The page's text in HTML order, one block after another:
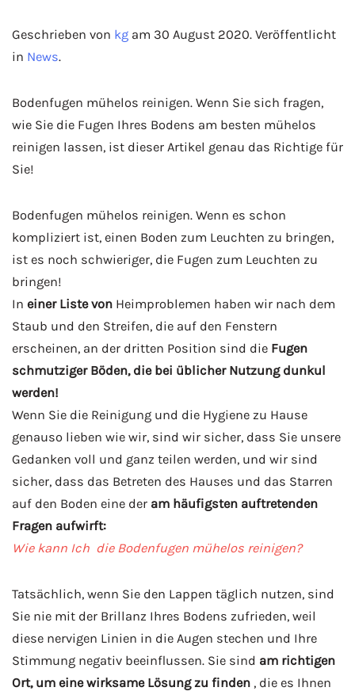
Geschrieben von kg am 30 August 2020. Veröffentlicht
in News.
Bodenfugen mühelos reinigen. Wenn Sie sich fragen,
wie Sie die Fugen Ihres Bodens am besten mühelos
reinigen lassen, ist dieser Artikel genau das Richtige für
Sie!
Bodenfugen mühelos reinigen. Wenn es schon
kompliziert ist, einen Boden zum Leuchten zu bringen,
ist es noch schwieriger, die Fugen zum Leuchten zu
bringen!
In einer Liste von Heimproblemen haben wir nach dem
Staub und den Streifen, die auf den Fenstern
erscheinen, an der dritten Position sind die Fugen
schmutziger Böden, die bei üblicher Nutzung dunkul
werden!
Wenn Sie die Reinigung und die Hygiene zu Hause
genauso lieben wie wir, sind wir sicher, dass Sie unsere
Gedanken voll und ganz teilen werden, und wir sind
sicher, dass das Betreten des Hauses und das Starren
auf den Boden eine der am häufigsten auftretenden
Fragen aufwirft:
Wie kann Ich die Bodenfugen mühelos reinigen?
Tatsächlich, wenn Sie den Lappen täglich nutzen, sind
Sie nie mit der Brillanz Ihres Bodens zufrieden, weil
diese nervigen Linien in die Augen stechen und Ihre
Stimmung negativ beeinflussen. Sie sind am richtigen
Ort, um eine wirksame Lösung zu finden , die es Ihnen